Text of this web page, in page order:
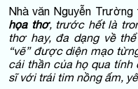
Nhà văn Nguyễn Trường
họa thơ, trước hết là
thơ hay, đa dạng về
“vẽ” được diện mạo
cái thần của họ qua tính
sĩ với trái tim nồng ấm,